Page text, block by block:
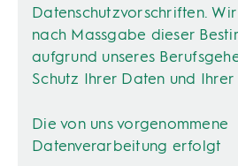
Datenschutzvorschriften.
nach Massgabe dieser
aufgrund unseres
Schutz Ihrer Daten und
Die von uns vorgenommene
Datenverarbeitung erfolgt